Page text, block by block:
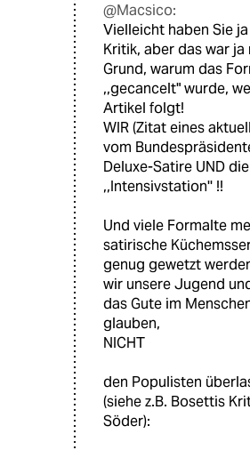
@Macsico:
Vielleicht haben Sie
Kritik, aber das war
Grund, warum das
,,gecancelt" wurde,
Artikel folgt!
WIR (Zitat eines
vom
Deluxe-Satire UND die
,,Intensivstation'' !!
Und viele Formalte
satirische
genug gewetzt
wir unsere Jugend
das Gute im
glauben,
NICHT
den Populisten
(siehe z.B. Bosettis
Söder):